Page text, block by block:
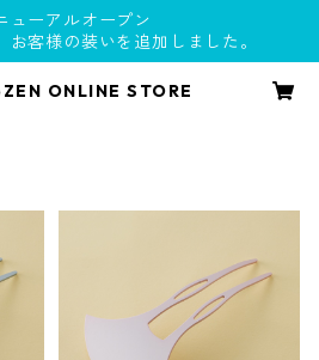
ューアルオープン
お客様の装いを追加しました。
ONLINE STORE